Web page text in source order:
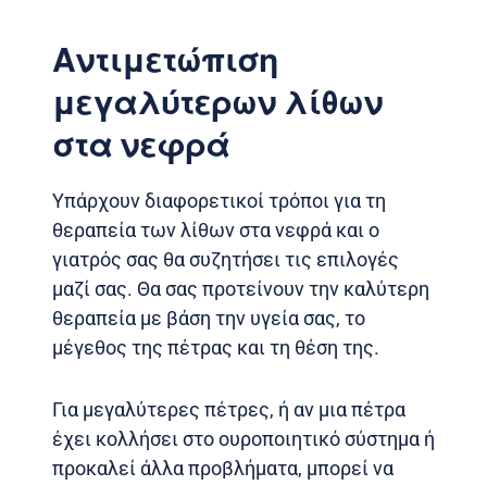
Αντιμετώπιση
μεγαλύτερων λίθων
στα νεφρά
Υπάρχουν διαφορετικοί τρόποι για τη
θεραπεία των λίθων στα νεφρά και ο
γιατρός σας θα συζητήσει τις επιλογές
μαζί σας. Θα σας προτείνουν την καλύτερη
θεραπεία με βάση την υγεία σας, το
μέγεθος της πέτρας και τη θέση της.
Για μεγαλύτερες πέτρες, ή αν μια πέτρα
έχει κολλήσει στο ουροποιητικό σύστημα ή
προκαλεί άλλα προβλήματα, μπορεί να